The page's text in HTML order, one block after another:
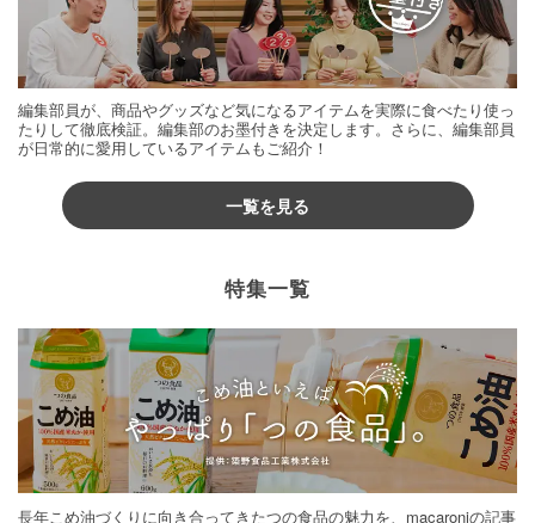
編集部員が、商品やグッズなど気になるアイテムを実際に食べたり使っ
たりして徹底検証。編集部のお墨付きを決定します。さらに、編集部員
が日常的に愛用しているアイテムもご紹介！
一覧を見る
特集一覧
長年こめ油づくりに向き合ってきたつの食品の魅力を、macaroniの記事